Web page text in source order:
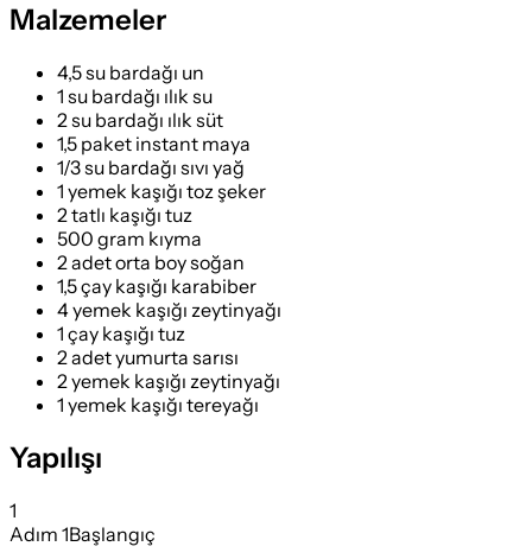
Malzemeler
4,5 su bardağı un
1 su bardağı ılık su
2 su bardağı ılık süt
1,5 paket instant maya
1/3 su bardağı sıvı yağ
1 yemek kaşığı toz şeker
2 tatlı kaşığı tuz
500 gram kıyma
2 adet orta boy soğan
1,5 çay kaşığı karabiber
4 yemek kaşığı zeytinyağı
1 çay kaşığı tuz
2 adet yumurta sarısı
2 yemek kaşığı zeytinyağı
1 yemek kaşığı tereyağı
Yapılışı
1
Adım 1Başlangıç